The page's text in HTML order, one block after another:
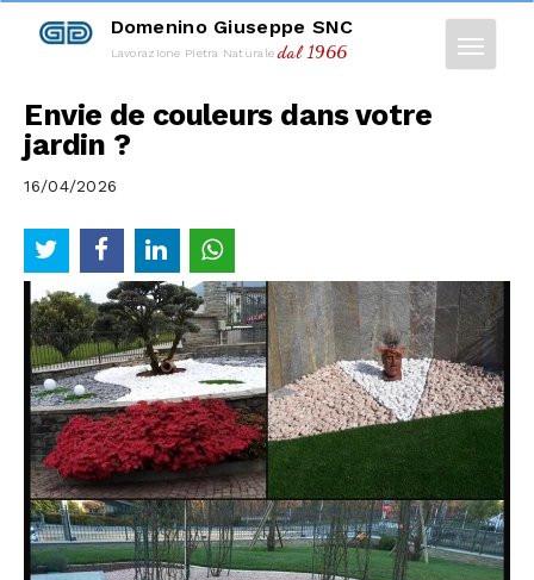
Domenino Giuseppe SNC
Lavorazione Pietra Naturaledal 1966
Envie de couleurs dans votre
jardin ?
16/04/2026